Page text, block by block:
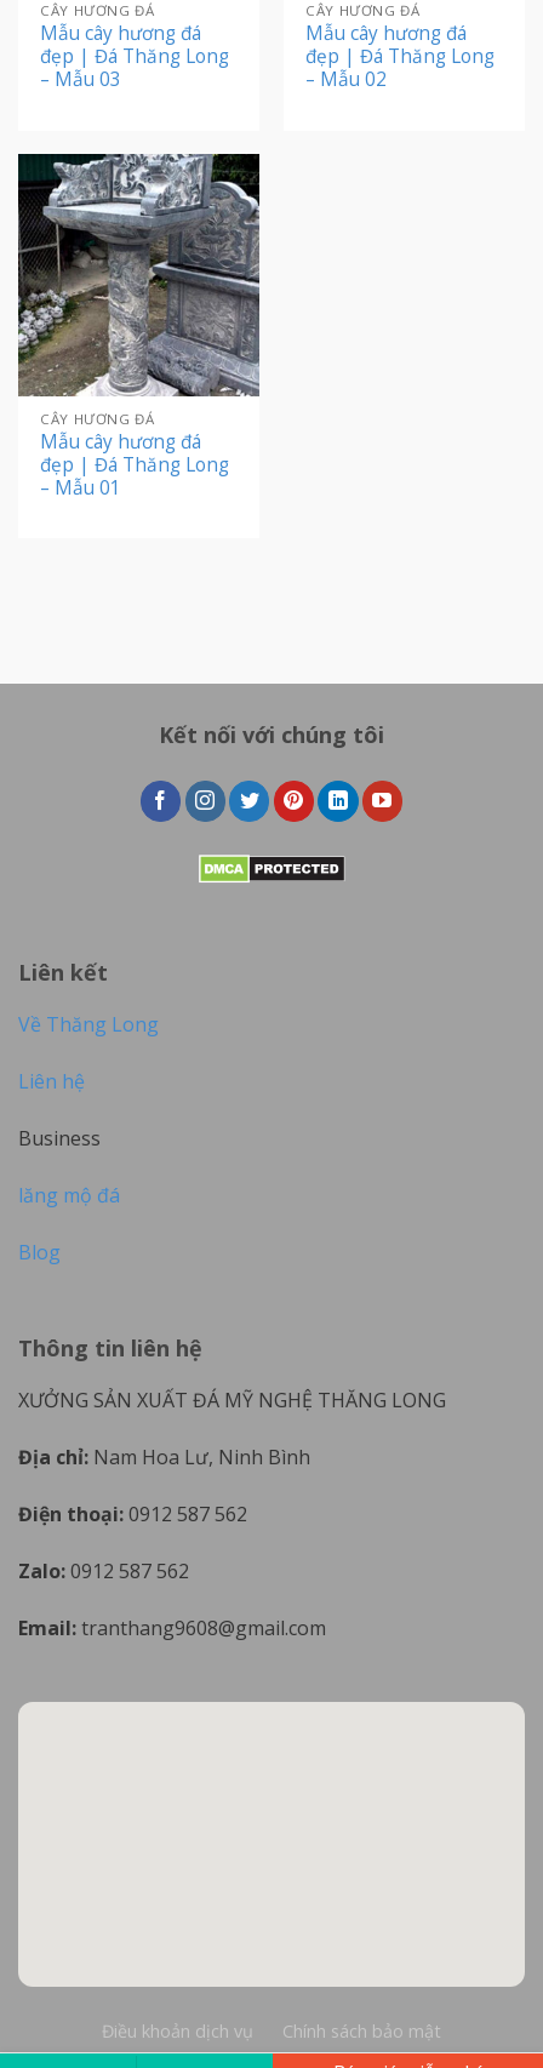
CÂY HƯƠNG ĐÁ
Mẫu cây hương đá
đẹp | Đá Thăng Long
– Mẫu 03
CÂY HƯƠNG ĐÁ
Mẫu cây hương đá
đẹp | Đá Thăng Long
– Mẫu 02
CÂY HƯƠNG ĐÁ
Mẫu cây hương đá
đẹp | Đá Thăng Long
– Mẫu 01
Kết nối với chúng tôi
Liên kết
Về Thăng Long
Liên hệ
Business
lăng mộ đá
Blog
Thông tin liên hệ
XƯỞNG SẢN XUẤT ĐÁ MỸ NGHỆ THĂNG LONG
Địa chỉ: Nam Hoa Lư, Ninh Bình
Điện thoại:0912 587 562
Zalo:0912 587 562
Email:tranthang9608@gmail.com
Điều khoản dịch vụ
Chính sách bảo mật